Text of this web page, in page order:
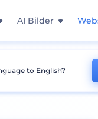
AI Bilder
to English?